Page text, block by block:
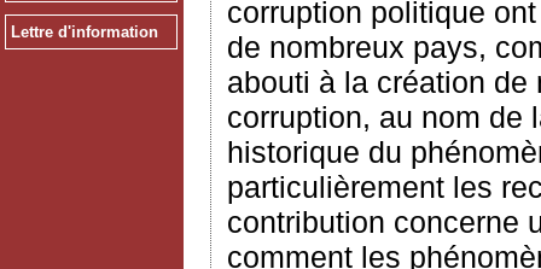
Lettre d'information
corruption politique
de nombreux pays,
abouti à la création
corruption, au nom de
historique du
particulièrement les
contribution concerne
comment les